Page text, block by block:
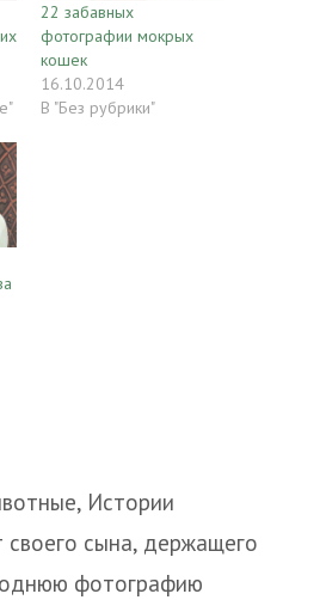
22 забавных
фотографии мокрых
кошек
16.10.2014
В "Без рубрики"
, Истории
своего сына, держащего
фотографию